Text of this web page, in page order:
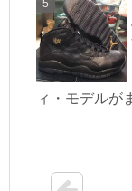
ィ・モデルが